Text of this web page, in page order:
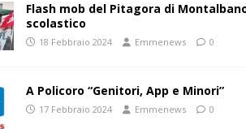
Flash mob del Pitagora di
scolastico
18 Febbraio 2024 Emmenews 0
A Policoro “Genitori, App e Minori”
17 Febbraio 2024 Emmenews 0